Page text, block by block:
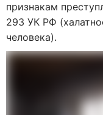
признакам
293 УК РФ
человека).